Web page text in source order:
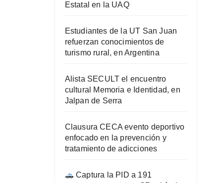
Estatal en la UAQ
Estudiantes de la UT San Juan
refuerzan conocimientos de
turismo rural, en Argentina
Alista SECULT el encuentro
cultural Memoria e Identidad, en
Jalpan de Serra
Clausura CECA evento deportivo
enfocado en la prevención y
tratamiento de adicciones
Captura la PID a 191